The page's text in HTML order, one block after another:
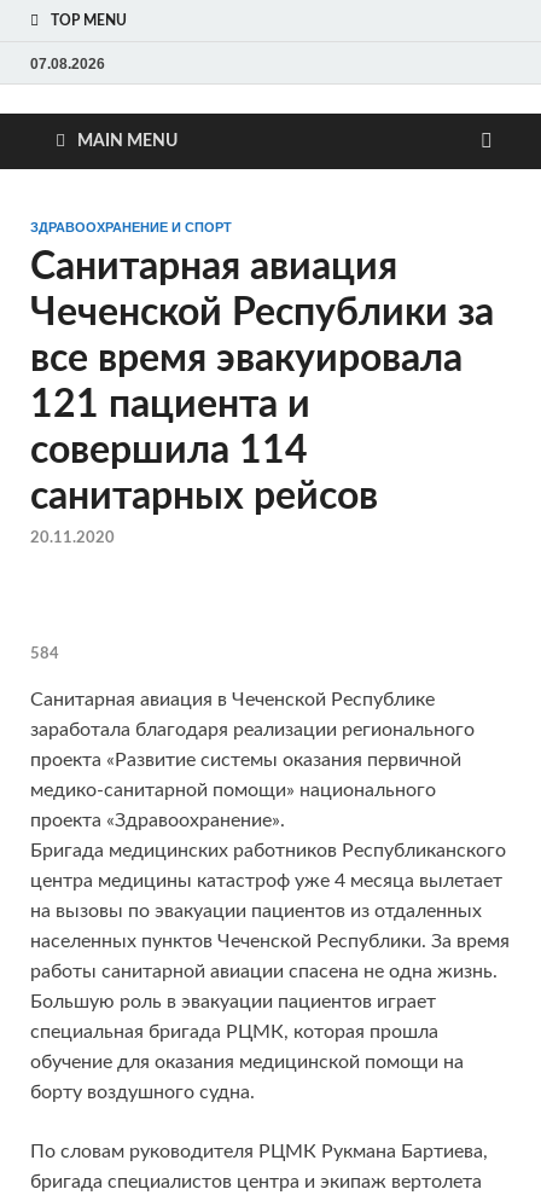
TOP MENU
07.08.2026
MAIN MENU
ЗДРАВООХРАНЕНИЕ И СПОРТ
Санитарная авиация
Чеченской Республики за
все время эвакуировала
121 пациента и
совершила 114
санитарных рейсов
20.11.2020
584
Санитарная авиация в Чеченской Республике
заработала благодаря реализации регионального
проекта «Развитие системы оказания первичной
медико-санитарной помощи» национального
проекта «Здравоохранение».
Бригада медицинских работников Республиканского
центра медицины катастроф уже 4 месяца вылетает
на вызовы по эвакуации пациентов из отдаленных
населенных пунктов Чеченской Республики. За время
работы санитарной авиации спасена не одна жизнь.
Большую роль в эвакуации пациентов играет
специальная бригада РЦМК, которая прошла
обучение для оказания медицинской помощи на
борту воздушного судна.
По словам руководителя РЦМК Рукмана Бартиева,
бригада специалистов центра и экипаж вертолета